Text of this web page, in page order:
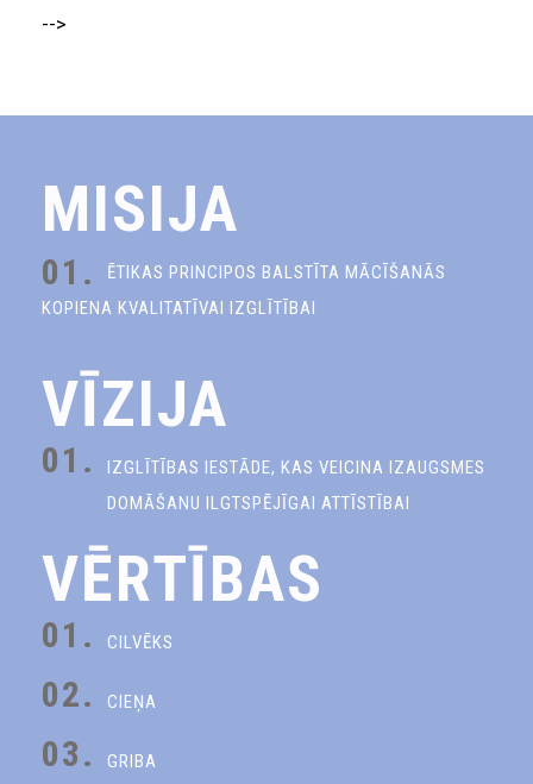
-->
MISIJA
01.
ĒTIKAS PRINCIPOS BALSTĪTA MĀCĪŠANĀS
KOPIENA KVALITATĪVAI IZGLĪTĪBAI
VĪZIJA
01.
IZGLĪTĪBAS IESTĀDE, KAS VEICINA IZAUGSMES
DOMĀŠANU ILGTSPĒJĪGAI ATTĪSTĪBAI
VĒRTĪBAS
01. CILVĒKS
02. CIEŅA
03. GRIBA